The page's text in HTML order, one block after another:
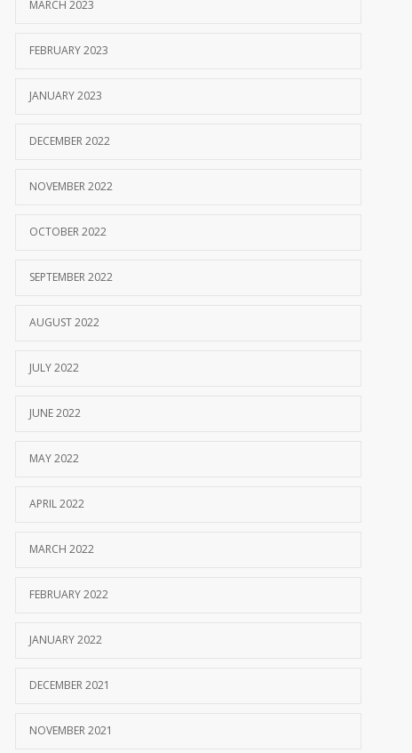
MARCH 2023
FEBRUARY 2023
JANUARY 2023
DECEMBER 2022
NOVEMBER 2022
OCTOBER 2022
SEPTEMBER 2022
AUGUST 2022
JULY 2022
JUNE 2022
MAY 2022
APRIL 2022
MARCH 2022
FEBRUARY 2022
JANUARY 2022
DECEMBER 2021
NOVEMBER 2021